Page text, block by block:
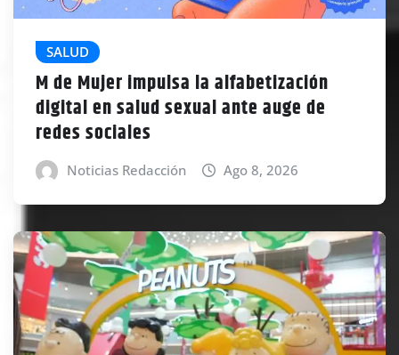
SALUD
M de Mujer impulsa la alfabetización
digital en salud sexual ante auge de
redes sociales
Noticias Redacción Ago 8, 2026